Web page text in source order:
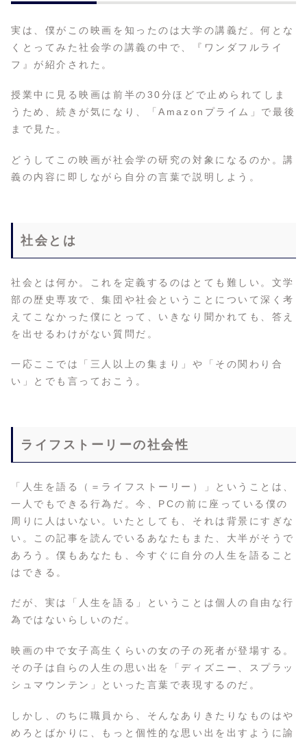
実は、僕がこの映画を知ったのは大学の講義だ。何とな
くとってみた社会学の講義の中で、『ワンダフルライ
フ』が紹介された。
授業中に見る映画は前半の30分ほどで止められてしま
うため、続きが気になり、「Amazonプライム」で最後
まで見た。
どうしてこの映画が社会学の研究の対象になるのか。講
義の内容に即しながら自分の言葉で説明しよう。
社会とは
社会とは何か。これを定義するのはとても難しい。文学
部の歴史専攻で、集団や社会ということについて深く考
えてこなかった僕にとって、いきなり聞かれても、答え
を出せるわけがない質問だ。
一応ここでは「三人以上の集まり」や「その関わり合
い」とでも言っておこう。
ライフストーリーの社会性
「人生を語る（＝ライフストーリー）」ということは、
一人でもできる行為だ。今、PCの前に座っている僕の
周りに人はいない。いたとしても、それは背景にすぎな
い。この記事を読んでいるあなたもまた、大半がそうで
あろう。僕もあなたも、今すぐに自分の人生を語ること
はできる。
だが、実は「人生を語る」ということは個人の自由な行
為ではないらしいのだ。
映画の中で女子高生くらいの女の子の死者が登場する。
その子は自らの人生の思い出を「ディズニー、スプラッ
シュマウンテン」といった言葉で表現するのだ。
しかし、のちに職員から、そんなありきたりなものはや
めろとばかりに、もっと個性的な思い出を出すように諭